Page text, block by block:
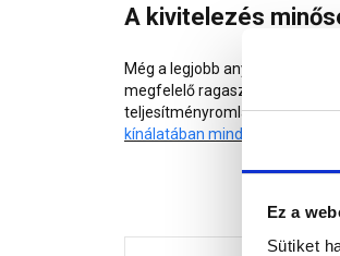
Ez a
Sütiket
A kivitelezés
Még a legjobb anyag sem
megfelelő ragasztás, a
teljesítményromláshoz
kínálatában minden